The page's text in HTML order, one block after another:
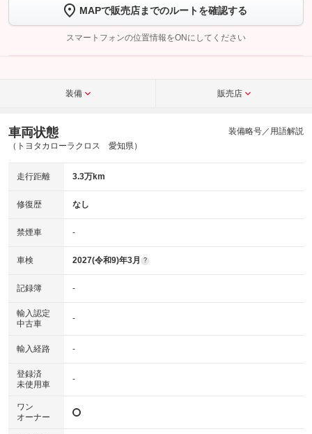
トーク画面で
ボタンをタップして問い合わせを
完了してください。
こちら
MAPで販売店までのルートを確認する
スマートフォンの位置情報をONにしてください
装備 販売店
車両状態
（トヨタカローラクロス 愛知県）
装備略号／用語解説
走行距離 3.3万km
修復歴 なし
禁煙車 -
車検 2027(令和9)年3月 ?
記録簿 -
輸入認定
中古車
-
輸入経路 -
登録済
未使用車
-
ワン
オーナー